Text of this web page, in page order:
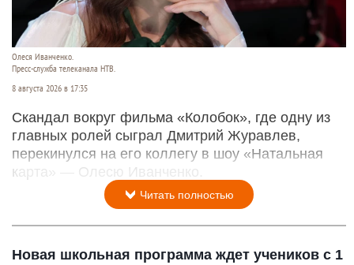
Олеся Иванченко.
Пресс-служба телеканала НТВ.
8 августа 2026 в 17:35
Скандал вокруг фильма «Колобок», где одну из
главных ролей сыграл Дмитрий Журавлев,
перекинулся на его коллегу в шоу «Натальная
карта» — Олесю Иванченко.
Читать полностью
Новая школьная программа ждет учеников с 1